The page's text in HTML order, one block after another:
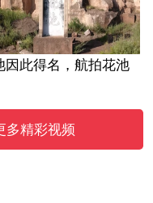
因此得名，航拍花池
多精彩视频